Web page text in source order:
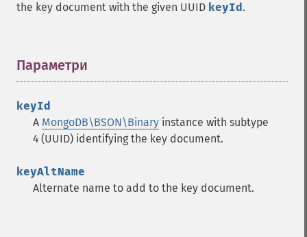
the key document with the given UUID keyId.
Параметри
keyId
A MongoDB\BSON\Binary instance with subtype
4 (UUID) identifying the key document.
keyAltName
Alternate name to add to the key document.